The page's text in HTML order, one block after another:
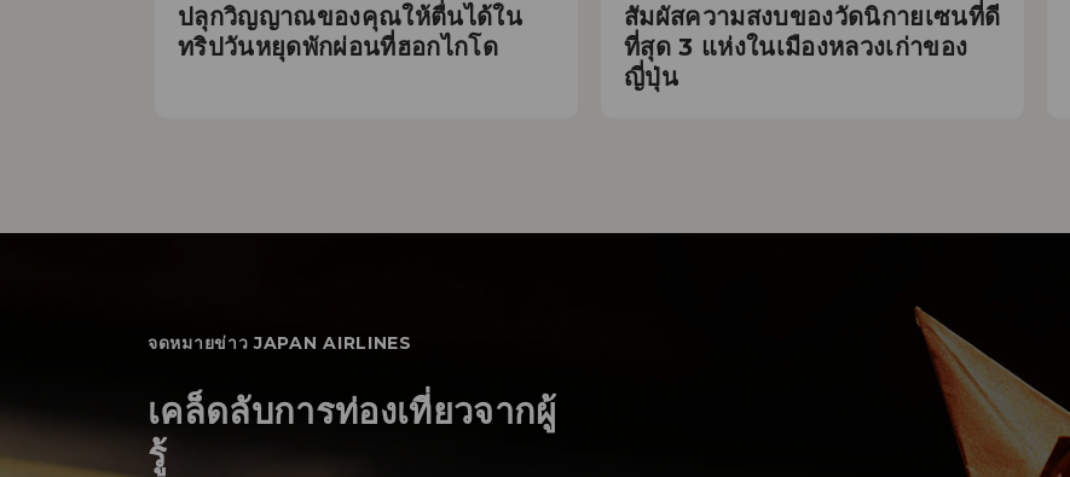
ปลุกวิญญาณของคุณให้ตื่นได้ใน
ทริปวันหยุดพักผ่อนที่ฮอกไกโด
สัมผัสความสงบของวัดนิกายเซนที่ดี
ที่สุด 3 แห่งในเมืองหลวงเก่าของ
ญี่ปุ่น
จดหมายข่าว JAPAN AIRLINES
เคล็ดลับการท่องเที่ยวจากผู้
รู้